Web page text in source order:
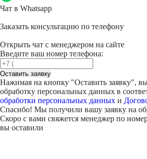
Чат в Whatsapp
Заказать консультацию по телефону
Открыть чат с менеджером на сайте
Введите ваш номер телефона:
Оставить заявку
Нажимая на кнопку "Оставить заявку",
обработку персональных данных в
обработки персональных данных и
Спасибо! Мы получили вашу заявку на
Скоро с вами свяжется менеджер по
вы оставили